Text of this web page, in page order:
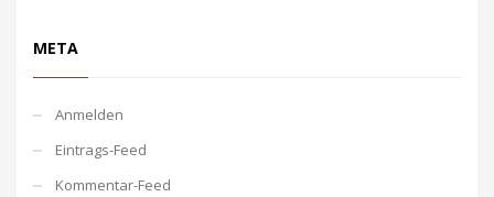
META
Anmelden
Eintrags-Feed
Kommentar-Feed